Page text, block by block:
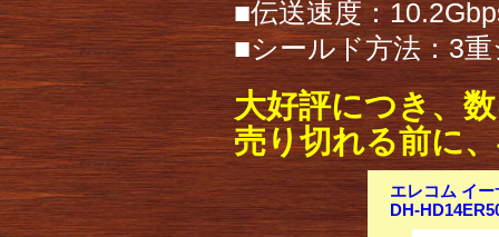
■伝送速度：
■シールド方法：3
大好評につき、
売り切れる前に
エレコム イ
DH-